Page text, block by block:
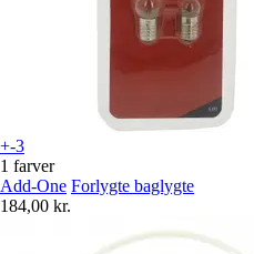
+-3
1 farver
Add-One Forlygte baglygte
184,00 kr.